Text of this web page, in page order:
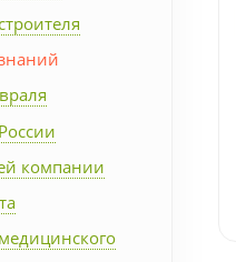
компании